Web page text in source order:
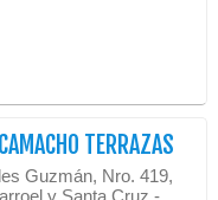
TERRAZAS
Guzmán, Nro. 419,
y Santa Cruz -